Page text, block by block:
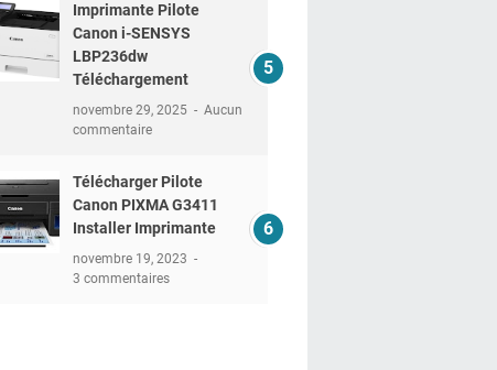
Imprimante Pilote
Canon i-SENSYS
LBP236dw
Téléchargement
novembre 29, 2025
Aucun
commentaire
Télécharger Pilote
Canon PIXMA G3411
Installer Imprimante
novembre 19, 2023
3 commentaires